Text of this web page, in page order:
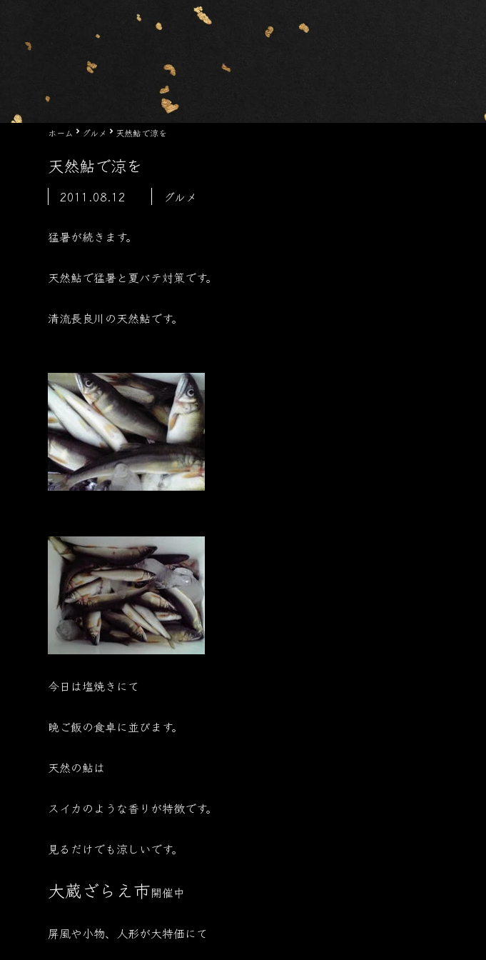
ホーム グルメ 天然鮎で涼を
天然鮎で涼を
2011.08.12 グルメ
猛暑が続きます。
天然鮎で猛暑と夏バテ対策です。
清流長良川の天然鮎です。
今日は塩焼きにて
晩ご飯の食卓に並びます。
天然の鮎は
スイカのような香りが特徴です。
見るだけでも涼しいです。
大蔵ざらえ市開催中
屏風や小物、人形が大特価にて